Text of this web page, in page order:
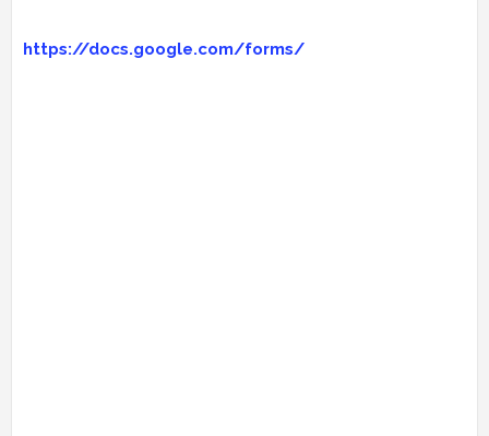
https://docs.google.com/forms/